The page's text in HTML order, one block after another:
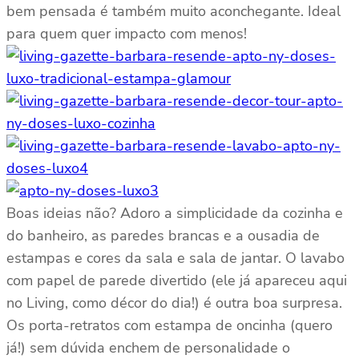
bem pensada é também muito aconchegante. Ideal
para quem quer impacto com menos!
Boas ideias não? Adoro a simplicidade da cozinha e
do banheiro, as paredes brancas e a ousadia de
estampas e cores da sala e sala de jantar. O lavabo
com papel de parede divertido (ele já apareceu aqui
no Living, como décor do dia!) é outra boa surpresa.
Os porta-retratos com estampa de oncinha (quero
já!) sem dúvida enchem de personalidade o